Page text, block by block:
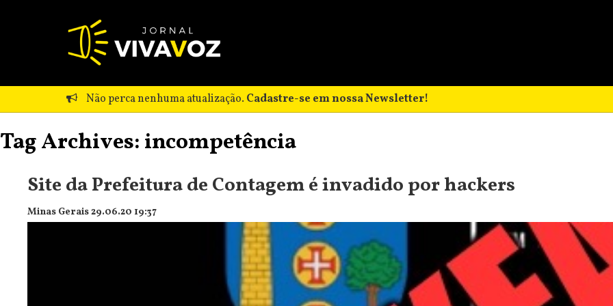
Não perca nenhuma atualização. Cadastre-se em nossa Newsletter!
Tag Archives: incompetência
Site da Prefeitura de Contagem é invadido por hackers
Minas Gerais 29.06.20 19:37